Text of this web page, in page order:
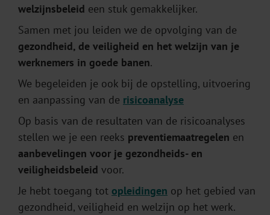
welzijnsbeleid een stuk gemakkelijker.
Samen met jou leiden we de opvolging van de
gezondheid, de veiligheid en het welzijn van je
werknemers in goede banen.
We begeleiden je ook bij de opstelling, uitvoering
en aanpassing van de risicoanalyse
Op basis van de resultaten van de risicoanalyses
stellen we je een reeks preventiemaatregelen en
aanbevelingen voor je gezondheids- en
veiligheidsbeleid voor.
Je hebt toegang tot opleidingen op het gebied van
gezondheid, veiligheid en welzijn op het werk.